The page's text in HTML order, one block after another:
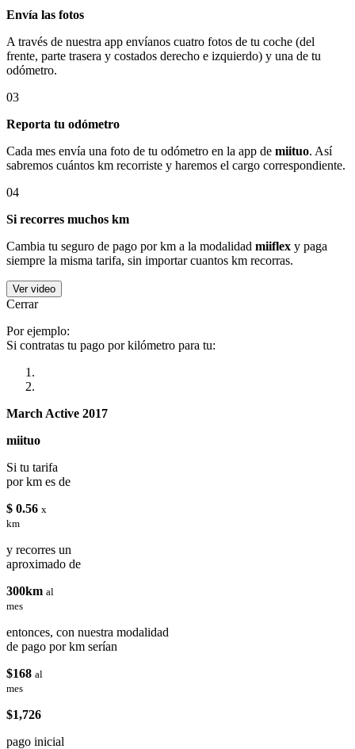
Envía las fotos
A través de nuestra app envíanos cuatro fotos de tu coche (del
frente, parte trasera y costados derecho e izquierdo) y una de tu
odómetro.
03
Reporta tu odómetro
Cada mes envía una foto de tu odómetro en la app de miituo. Así
sabremos cuántos km recorriste y haremos el cargo correspondiente.
04
Si recorres muchos km
Cambia tu seguro de pago por km a la modalidad miiflex y paga
siempre la misma tarifa, sin importar cuantos km recorras.
Ver video
Cerrar
Por ejemplo:
Si contratas tu pago por kilómetro para tu:
March Active 2017
miituo
Si tu tarifa
por km es de
$ 0.56 x
km
y recorres un
aproximado de
300km al
mes
entonces, con nuestra modalidad
de pago por km serían
$168 al
mes
$1,726
pago inicial